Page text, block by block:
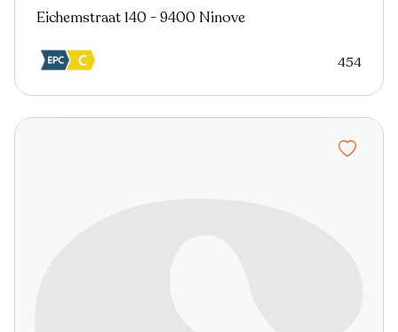
Eichemstraat 140 - 9400 Ninove
454